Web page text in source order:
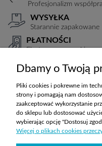
Profesjonalizm
WYSYŁKA
Starannie zapakowane
PŁATNOŚCI
Elastyczne warunki
TRANSPORT
Koszty ustalane
Dbamy o Twoją
Pliki cookies i pokrewne im
strony i pomagają nam
zaakceptować wykorzystanie
do sklepu lub dostosować
wybierając opcję "Dostosuj
Więcej o plikach cookies